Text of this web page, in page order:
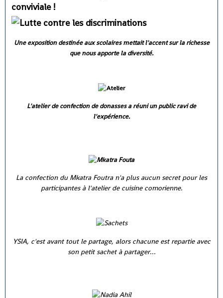
conviviale !
Une exposition destinée aux scolaires mettait l'accent sur la richesse
que nous apporte la diversité.
L'atelier de confection de donasses a réuni un public ravi de
l'expérience.
La confection du Mkatra Foutra n'a plus aucun secret pour les
participantes à l'atelier de cuisine comorienne.
YSIA, c'est avant tout le partage, alors chacune est repartie avec
son petit sachet à partager...